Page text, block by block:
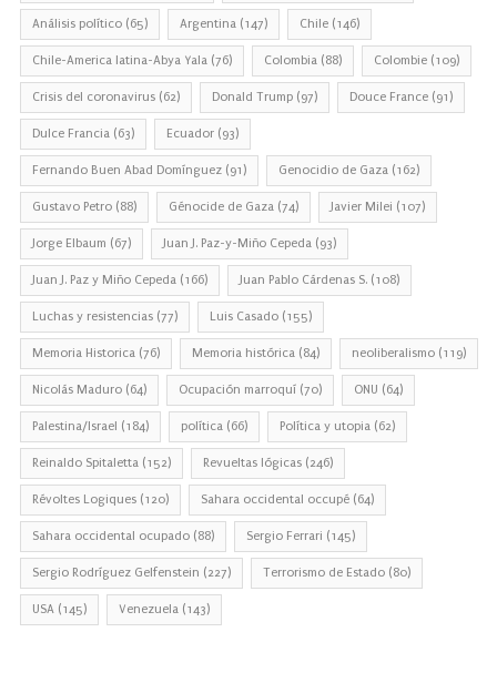
Análisis político (65) Argentina (147) Chile (146)
Chile-America latina-Abya Yala (76) Colombia (88) Colombie (109)
Crisis del coronavirus (62) Donald Trump (97) Douce France (91)
Dulce Francia (63) Ecuador (93)
Fernando Buen Abad Domínguez (91) Genocidio de Gaza (162)
Gustavo Petro (88) Génocide de Gaza (74) Javier Milei (107)
Jorge Elbaum (67) Juan J. Paz-y-Miño Cepeda (93)
Juan J. Paz y Miño Cepeda (166) Juan Pablo Cárdenas S. (108)
Luchas y resistencias (77) Luis Casado (155)
Memoria Historica (76) Memoria histórica (84) neoliberalismo (119)
Nicolás Maduro (64) Ocupación marroquí (70) ONU (64)
Palestina/Israel (184) política (66) Política y utopia (62)
Reinaldo Spitaletta (152) Revueltas lógicas (246)
Révoltes Logiques (120) Sahara occidental occupé (64)
Sahara occidental ocupado (88) Sergio Ferrari (145)
Sergio Rodríguez Gelfenstein (227) Terrorismo de Estado (80)
USA (145) Venezuela (143)